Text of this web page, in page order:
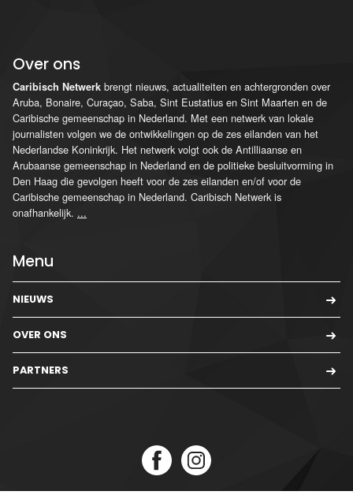
Over ons
Caribisch Netwerk brengt nieuws, actualiteiten en achtergronden over
Aruba, Bonaire, Curaçao, Saba, Sint Eustatius en Sint Maarten en de
Caribische gemeenschap in Nederland. Met een netwerk van lokale
journalisten volgen we de ontwikkelingen op de zes eilanden van het
Nederlandse Koninkrijk. Het netwerk volgt ook de Antilliaanse en
Arubaanse gemeenschap in Nederland en de politieke besluitvorming in
Den Haag die gevolgen heeft voor de zes eilanden en/of voor de
Caribische gemeenschap in Nederland. Caribisch Netwerk is
onafhankelijk. ...
Menu
NIEUWS
OVER ONS
PARTNERS